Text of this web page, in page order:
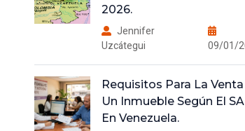
2026.
Jennifer
Uzcátegui
09/01/
Requisitos Para La
Un Inmueble Según El
En Venezuela.